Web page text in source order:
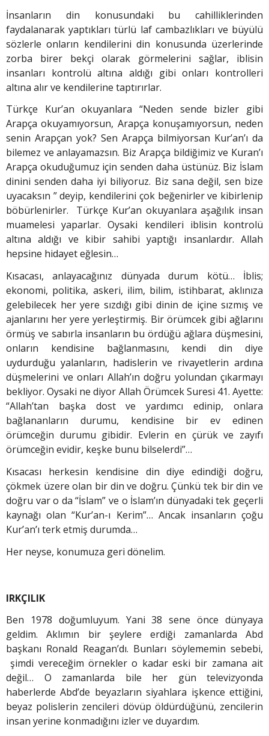
İnsanların din konusundaki bu cahilliklerinden
faydalanarak yaptıkları türlü laf cambazlıkları ve büyülü
sözlerle onların kendilerini din konusunda üzerlerinde
zorba birer bekçi olarak görmelerini sağlar, iblisin
insanları kontrolü altına aldığı gibi onları kontrolleri
altına alır ve kendilerine taptırırlar.
Türkçe Kur’an okuyanlara “Neden sende bizler gibi
Arapça okuyamıyorsun, Arapça konuşamıyorsun, neden
senin Arapçan yok? Sen Arapça bilmiyorsan Kur’an’ı da
bilemez ve anlayamazsın. Biz Arapça bildiğimiz ve Kuran’ı
Arapça okuduğumuz için senden daha üstünüz. Biz İslam
dinini senden daha iyi biliyoruz. Biz sana değil, sen bize
uyacaksın ” deyip, kendilerini çok beğenirler ve kibirlenip
böbürlenirler. Türkçe Kur’an okuyanlara aşağılık insan
muamelesi yaparlar. Oysaki kendileri iblisin kontrolü
altına aldığı ve kibir sahibi yaptığı insanlardır. Allah
hepsine hidayet eğlesin…
Kısacası, anlayacağınız dünyada durum kötü… İblis;
ekonomi, politika, askeri, ilim, bilim, istihbarat, aklınıza
gelebilecek her yere sızdığı gibi dinin de içine sızmış ve
ajanlarını her yere yerleştirmiş. Bir örümcek gibi ağlarını
örmüş ve sabırla insanların bu ördüğü ağlara düşmesini,
onların kendisine bağlanmasını, kendi din diye
uydurduğu yalanların, hadislerin ve rivayetlerin ardına
düşmelerini ve onları Allah’ın doğru yolundan çıkarmayı
bekliyor. Oysaki ne diyor Allah Örümcek Suresi 41. Ayette:
“Allah’tan başka dost ve yardımcı edinip, onlara
bağlananların durumu, kendisine bir ev edinen
örümceğin durumu gibidir. Evlerin en çürük ve zayıfı
örümceğin evidir, keşke bunu bilselerdi”…
Kısacası herkesin kendisine din diye edindiği doğru,
çökmek üzere olan bir din ve doğru. Çünkü tek bir din ve
doğru var o da “İslam” ve o İslam’ın dünyadaki tek geçerli
kaynağı olan “Kur’an-ı Kerim”… Ancak insanların çoğu
Kur’an’ı terk etmiş durumda…
Her neyse, konumuza geri dönelim.
IRKÇILIK
Ben 1978 doğumluyum. Yani 38 sene önce dünyaya
geldim. Aklımın bir şeylere erdiği zamanlarda Abd
başkanı Ronald Reagan’dı. Bunları söylememin sebebi,
şimdi vereceğim örnekler o kadar eski bir zamana ait
değil… O zamanlarda bile her gün televizyonda
haberlerde Abd’de beyazların siyahlara işkence ettiğini,
beyaz polislerin zencileri dövüp öldürdüğünü, zencilerin
insan yerine konmadığını izler ve duyardım.